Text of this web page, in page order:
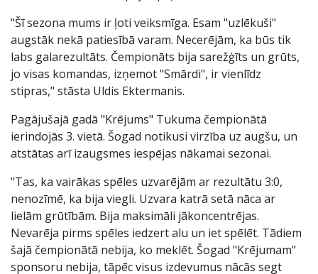
"Šī sezona mums ir ļoti veiksmīga. Esam "uzlēkuši"
augstāk nekā patiesībā varam. Necerējām, ka būs tik
labs galarezultāts. Čempionāts bija sarežģīts un grūts,
jo visas komandas, izņemot "Smārdi", ir vienlīdz
stipras," stāsta Uldis Ektermanis.
Pagājušajā gadā "Krējums" Tukuma čempionātā
ierindojās 3. vietā. Šogad notikusi virzība uz augšu, un
atstātas arī izaugsmes iespējas nākamai sezonai.
"Tas, ka vairākas spēles uzvarējām ar rezultātu 3:0,
nenozīmē, ka bija viegli. Uzvara katrā setā nāca ar
lielām grūtībām. Bija maksimāli jākoncentrējas.
Nevarēja pirms spēles iedzert alu un iet spēlēt. Tādiem
šajā čempionātā nebija, ko meklēt. Šogad "Krējumam"
sponsoru nebija, tāpēc visus izdevumus nācās segt